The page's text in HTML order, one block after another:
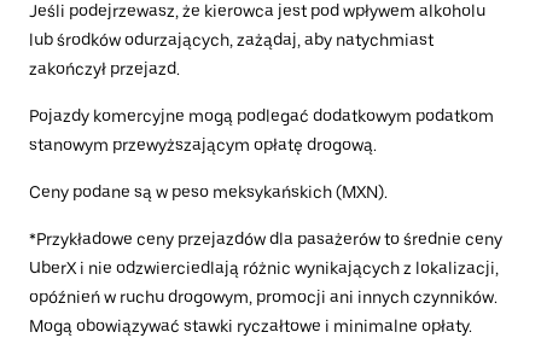
Jeśli podejrzewasz, że kierowca jest pod wpływem alkoholu
lub środków odurzających, zażądaj, aby natychmiast
zakończył przejazd.
Pojazdy komercyjne mogą podlegać dodatkowym podatkom
stanowym przewyższającym opłatę drogową.
Ceny podane są w peso meksykańskich (MXN).
*Przykładowe ceny przejazdów dla pasażerów to średnie ceny
UberX i nie odzwierciedlają różnic wynikających z lokalizacji,
opóźnień w ruchu drogowym, promocji ani innych czynników.
Mogą obowiązywać stawki ryczałtowe i minimalne opłaty.